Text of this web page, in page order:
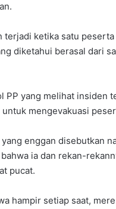
terjadi ketika satu
diketahui berasal dari
PP yang melihat
mengevakuasi
enggan disebutkan
ia dan rekan-
pucat.
hampir setiap saat,